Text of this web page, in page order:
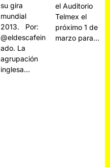
su gira
mundial
2013. Por:
@eldescafein
ado. La
agrupación
inglesa…
el Auditorio
Telmex el
próximo 1 de
marzo para…